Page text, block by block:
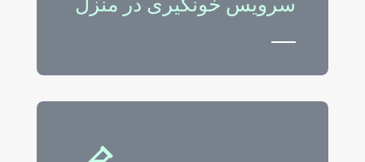
سرویس خونگیری در منزل